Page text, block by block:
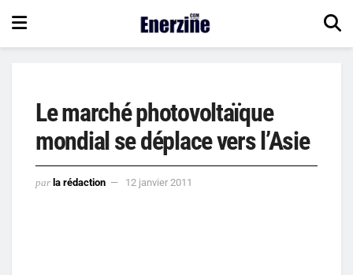
Le marché photovoltaïque
mondial se déplace vers l’Asie
par la rédaction 12 janvier 2011